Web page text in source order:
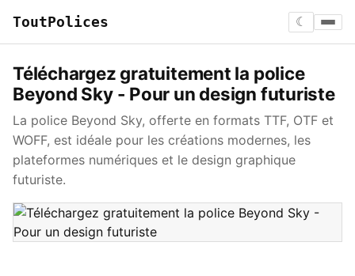
ToutPolices ☾
Téléchargez gratuitement la police
Beyond Sky - Pour un design futuriste
La police Beyond Sky, offerte en formats TTF, OTF et
WOFF, est idéale pour les créations modernes, les
plateformes numériques et le design graphique
futuriste.